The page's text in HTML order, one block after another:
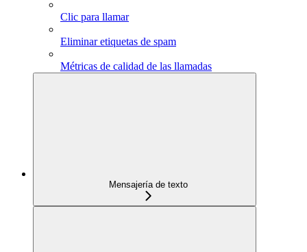
Clic para llamar
Eliminar etiquetas de spam
Métricas de calidad de las llamadas
Mensajería de texto